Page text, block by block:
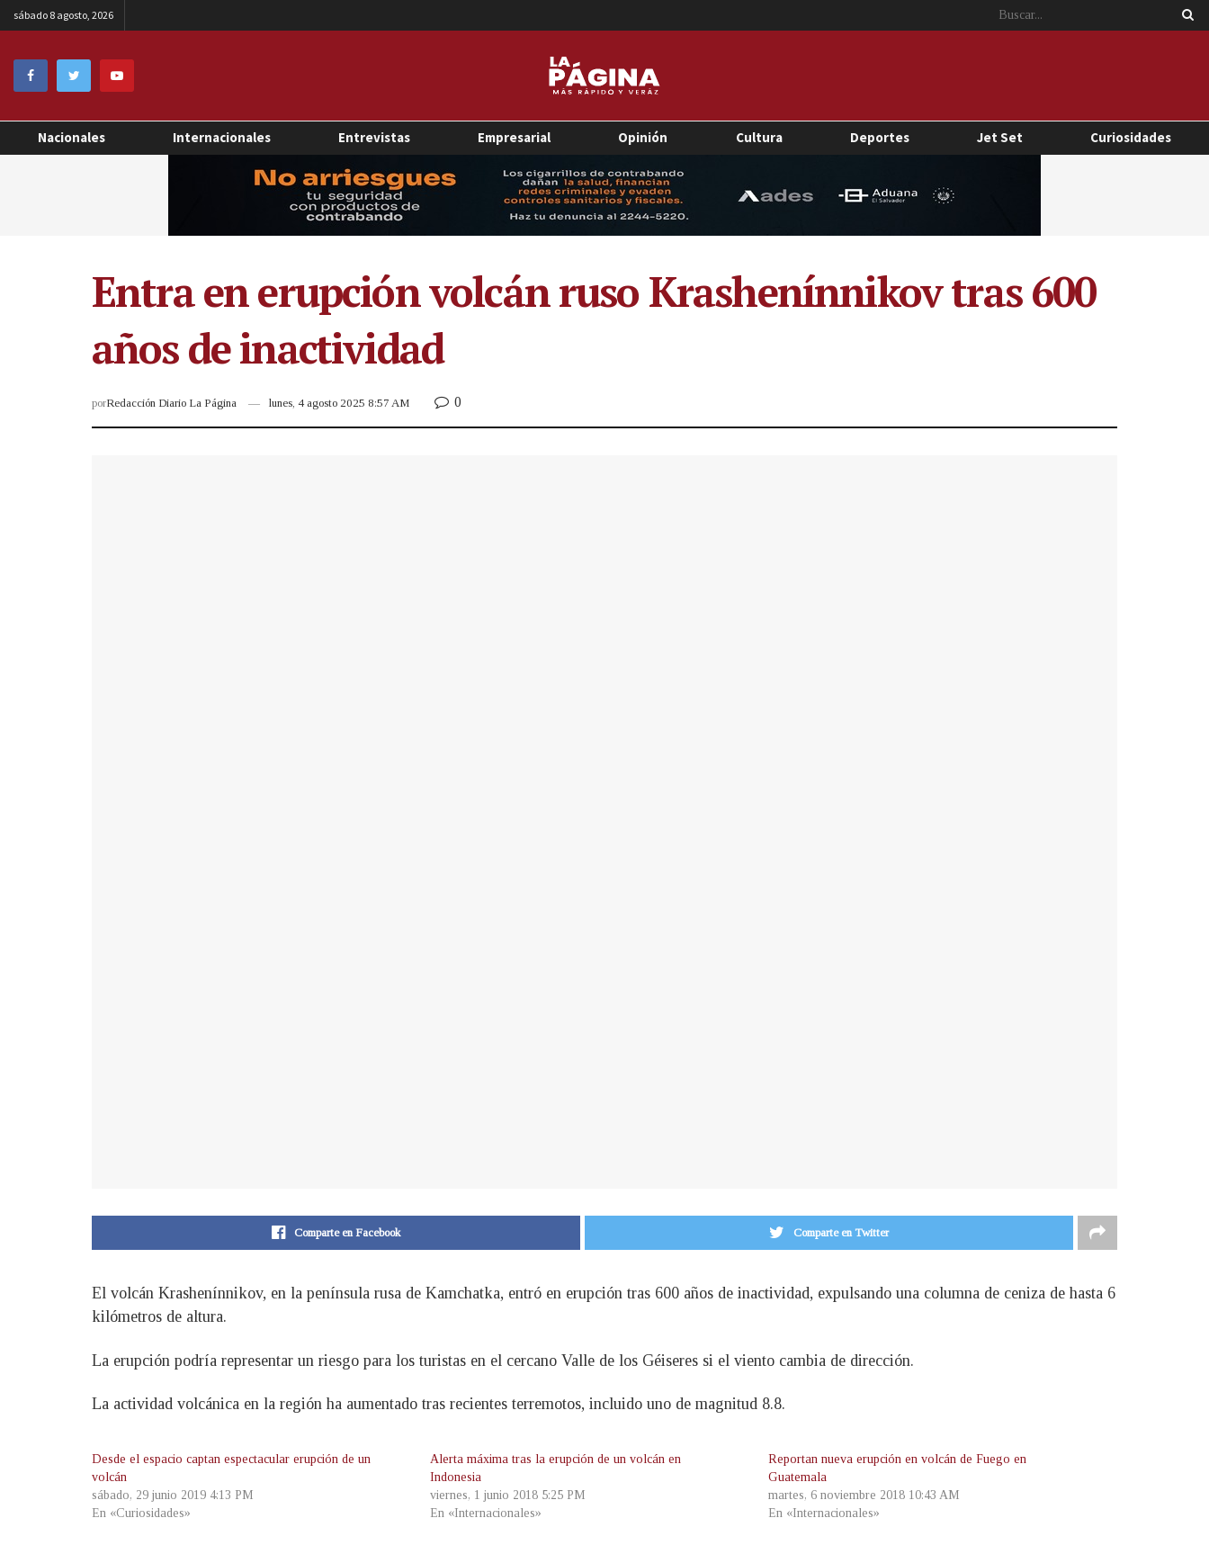
sábado 8 agosto, 2026
Nacionales Internacionales Entrevistas Empresarial Opinión Cultura Deportes Jet Set Curiosidades
Entra en erupción volcán ruso Krashenínnikov tras 600
años de inactividad
porRedacción Diario La Página lunes, 4 agosto 2025 8:57 AM 0
Comparte en Facebook Comparte en Twitter
El volcán Krashenínnikov, en la península rusa de Kamchatka, entró en erupción tras 600 años de inactividad, expulsando una columna de ceniza de hasta 6
kilómetros de altura.
La erupción podría representar un riesgo para los turistas en el cercano Valle de los Géiseres si el viento cambia de dirección.
La actividad volcánica en la región ha aumentado tras recientes terremotos, incluido uno de magnitud 8.8.
Desde el espacio captan espectacular erupción de un
volcán
sábado, 29 junio 2019 4:13 PM
En «Curiosidades»
Alerta máxima tras la erupción de un volcán en
Indonesia
viernes, 1 junio 2018 5:25 PM
En «Internacionales»
Reportan nueva erupción en volcán de Fuego en
Guatemala
martes, 6 noviembre 2018 10:43 AM
En «Internacionales»